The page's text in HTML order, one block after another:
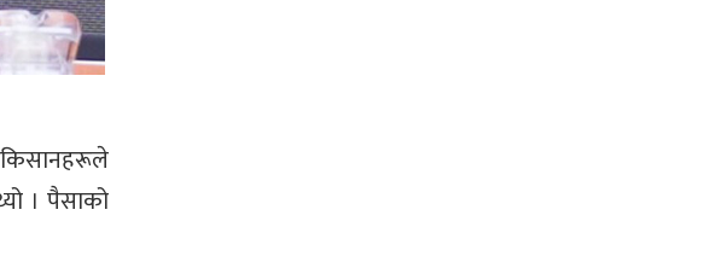
किसानहरूले
। पैसाको